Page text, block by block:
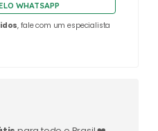
WHATSAPP
, fale com um especialista